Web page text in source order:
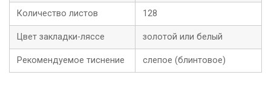
Количество листов 128
Цвет закладки-ляссе золотой или белый
Рекомендуемое тиснение слепое (блинтовое)